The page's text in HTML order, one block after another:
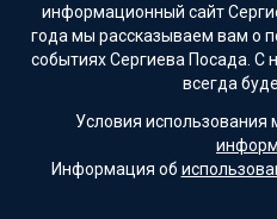
информационный сайт
года мы рассказываем вам о
событиях Сергиева Посада. С
всегда
Условия использования
Информация об